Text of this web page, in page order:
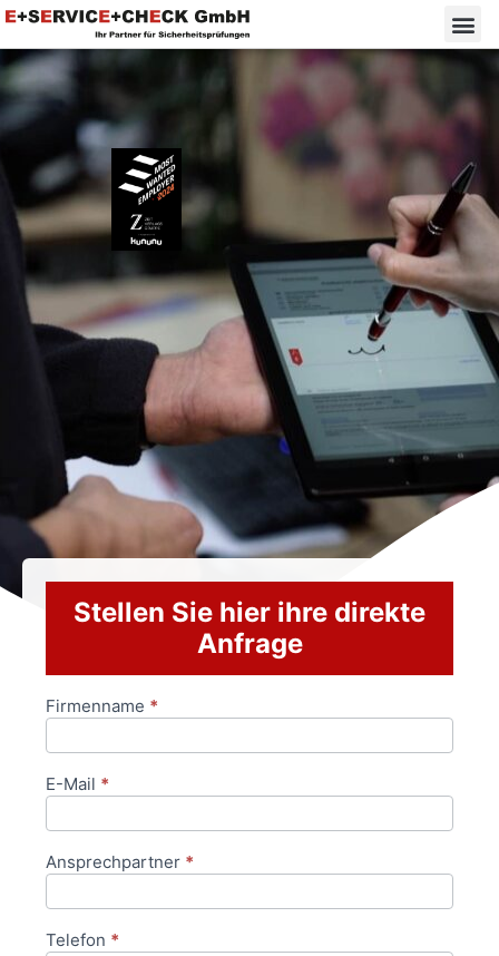
Stellen Sie hier ihre direkte
Anfrage
Anfrageformular
Firmenname *
E-Mail *
Ansprechpartner *
Telefon *